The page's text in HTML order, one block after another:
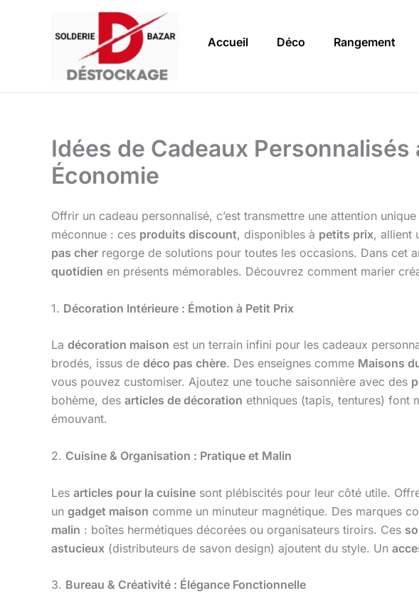
Accueil Déco Rangement
Idées de Cadeaux
Économie
Offrir un cadeau personnalisé, c’est transmettre une attention
méconnue : ces produits discount, disponibles à petits prix, allient
pas cher regorge de solutions pour toutes les occasions. Dans cet
quotidien en présents mémorables. Découvrez comment marier
1. Décoration Intérieure : Émotion à Petit Prix
La décoration maison est un terrain infini pour les cadeaux
brodés, issus de déco pas chère. Des enseignes comme Maisons
vous pouvez customiser. Ajoutez une touche saisonnière avec des
bohème, des articles de décoration ethniques (tapis, tentures) font
émouvant.
2. Cuisine & Organisation : Pratique et Malin
Les articles pour la cuisine sont plébiscités pour leur côté utile.
un gadget maison comme un minuteur magnétique. Des marques
malin : boîtes hermétiques décorées ou organisateurs tiroirs. Ces
astucieux (distributeurs de savon design) ajoutent du style. Un
3. Bureau & Créativité : Élégance Fonctionnelle